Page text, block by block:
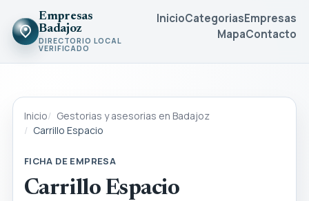
Empresas
Badajoz
DIRECTORIO LOCAL
VERIFICADO
InicioCategoriasEmpresas
MapaContacto
Inicio
Gestorias y asesorias en Badajoz
Carrillo Espacio
FICHA DE EMPRESA
Carrillo Espacio